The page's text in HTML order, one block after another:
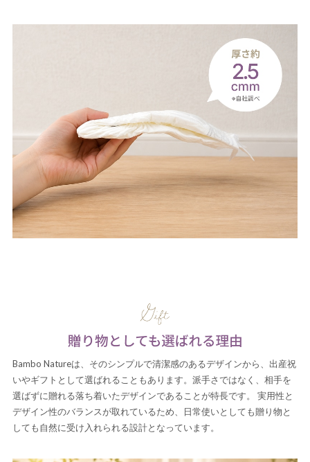
Bambo Natureは、そのシンプルで清潔感のあるデザインから、出産祝
いやギフトとして選ばれることもあります。派手さではなく、相手を
選ばずに贈れる落ち着いたデザインであることが特長です。 実用性と
デザイン性のバランスが取れているため、日常使いとしても贈り物と
しても自然に受け入れられる設計となっています。